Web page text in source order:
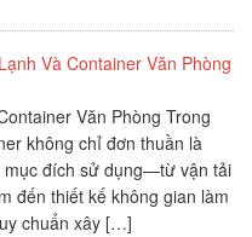
Và Container Văn Phòng
Văn Phòng Trong
không chỉ đơn thuần là
mục đích sử dụng—từ vận tải
đến thiết kế không gian làm
chuẩn xây […]